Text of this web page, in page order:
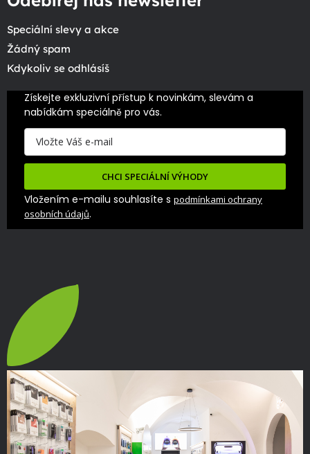
Speciální slevy a akce
Žádný spam
Kdykoliv se odhlásíš
Získejte exkluzivní přístup k novinkám, slevám a
nabídkám speciálně pro vás.
CHCI SPECIÁLNÍ VÝHODY
Vložením e-mailu souhlasíte s podmínkami ochrany
osobních údajů.